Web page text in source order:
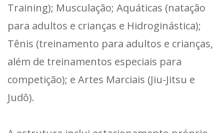
Training); Musculação; Aquáticas (natação
para adultos e crianças e Hidroginástica);
Tênis (treinamento para adultos e crianças,
além de treinamentos especiais para
competição); e Artes Marciais (Jiu-Jitsu e
Judô).